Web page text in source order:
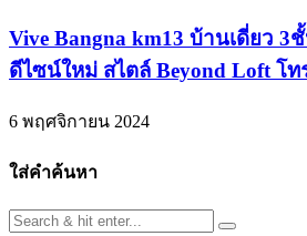
Vive Bangna km13 บ้านเดี่ยว
ดีไซน์ใหม่ สไตล์ Beyond Loft โท
6 พฤศจิกายน 2024
ใส่คำค้นหา